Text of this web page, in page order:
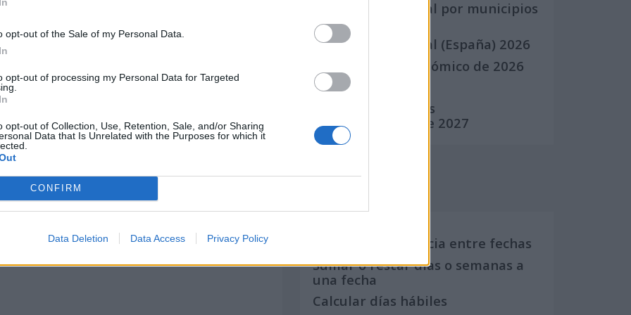
opt-out of the Sale of my Personal Data.
opt-out of processing my Personal Data for Targeted
opt-out of Collection, Use, Retention, Sale, and/or Sharing
Data that Is Unrelated with the Purposes for which it
CONFIRM
Data Deletion Data Access Privacy Policy
Chino
Calendario Laboral por municipios
(España)
Calendario Laboral (España) 2026
Calendario Astronómico de 2026
Calendario Lunar
Calendario de Días
Internacionales de 2027
Calcula la diferencia entre fechas
Sumar o restar días o semanas a
una fecha
Calcular días hábiles